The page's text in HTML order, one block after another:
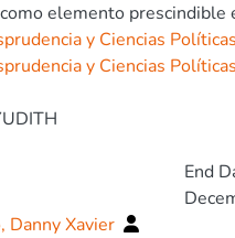
elemento
y Ciencias
y Ciencias
End
Danny Xavier